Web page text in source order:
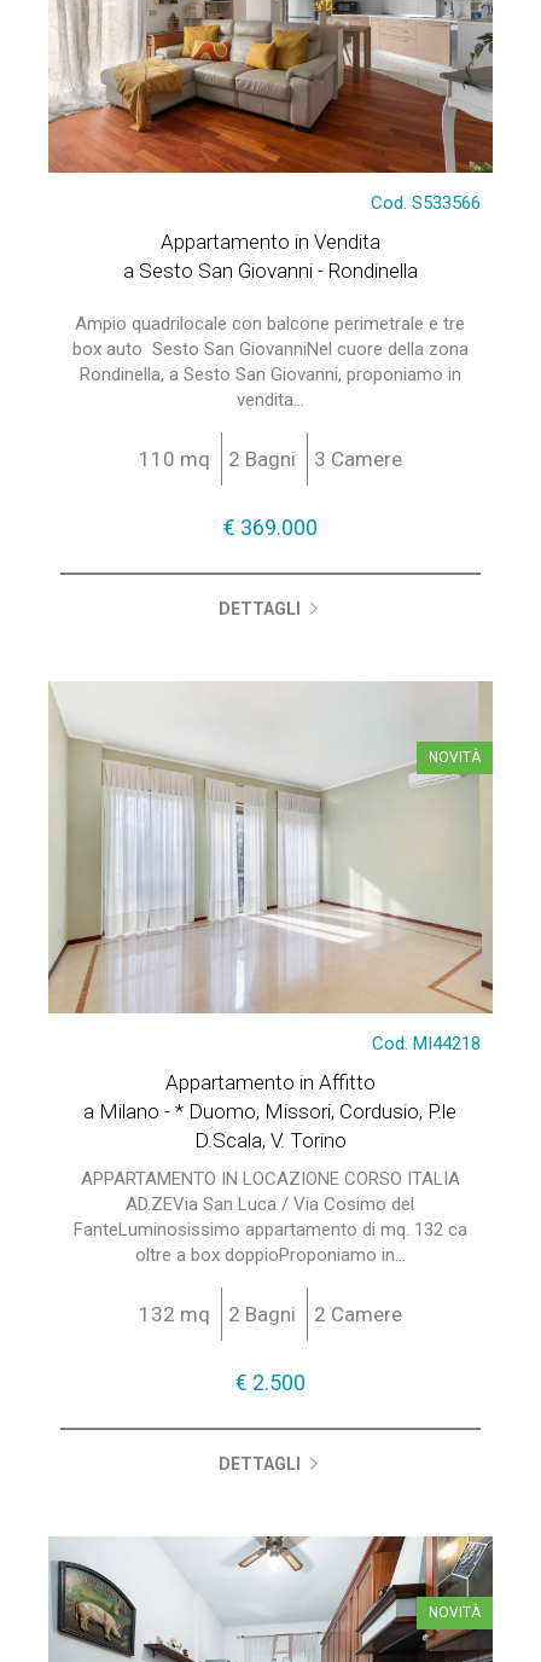
Cod. S533566
Appartamento in Vendita
a Sesto San Giovanni - Rondinella
Ampio quadrilocale con balcone perimetrale e tre
box auto  Sesto San GiovanniNel cuore della zona
Rondinella, a Sesto San Giovanni, proponiamo in
vendita...
110 mq 2 Bagni 3 Camere
€ 369.000
DETTAGLI
NOVITÀ
Cod. MI44218
Appartamento in Affitto
a Milano - * Duomo, Missori, Cordusio, P.le
D.Scala, V. Torino
APPARTAMENTO IN LOCAZIONE CORSO ITALIA
AD.ZEVia San Luca / Via Cosimo del
FanteLuminosissimo appartamento di mq. 132 ca
oltre a box doppioProponiamo in...
132 mq 2 Bagni 2 Camere
€ 2.500
DETTAGLI
NOVITÀ